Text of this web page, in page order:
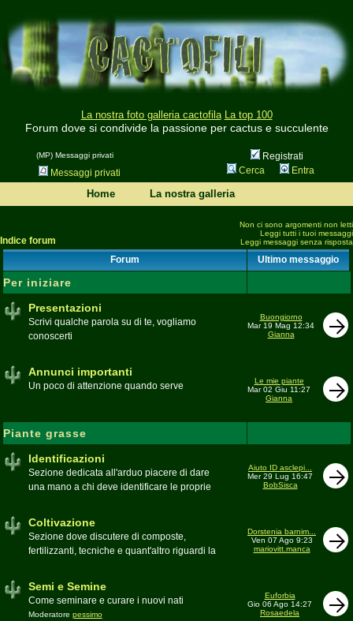
La nostra foto galleria cactofila La top 100
Forum dove si condivide la passione per cactus e succulente
(MP) Messaggi privati
Registrati
Messaggi privati
Cerca Entra
Home La nostra galleria
Indice forum
Non ci sono argomenti non letti
Leggi tutti i tuoi messaggi
Leggi messaggi senza risposta
Forum Ultimo messaggio
Per iniziare
Presentazioni
Scrivi qualche parola su di te, vogliamo
conoscerti
Buongiorno
Mar 19 Mag 12:34
Gianna
Annunci importanti
Un poco di attenzione quando serve
Le mie piante
Mar 02 Giu 11:27
Gianna
Piante grasse
Identificazioni
Sezione dedicata all'arduo piacere di dare
una mano a chi deve identificare le proprie
Aiuto ID asclepi...
Mer 29 Lug 16:47
BobSisca
Coltivazione
Sezione dove discutere di composte,
fertilizzanti, tecniche e quant'altro riguardi la
Dorstenia barnim...
Ven 07 Ago 9:23
mariovitt.manca
Semi e Semine
Come seminare e curare i nuovi nati
Moderatore pessimo
Euforbia
Gio 06 Ago 14:27
Rosaedela